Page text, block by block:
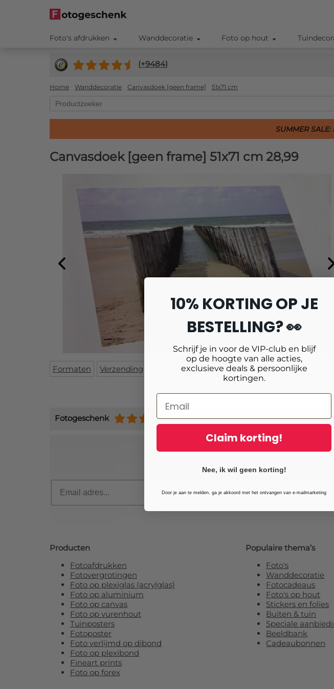
Foto's afdrukken Wanddecoratie Foto op hout
(+9484)
Home Wanddecoratie Canvasdoek [geen frame] 51x71 cm
SUMMER SALE:
Canvasdoek [geen frame] 51x71 cm 28,99
Formaten Verzending Specificaties Montage Reviews
Fotogeschenk (+9484)
Schrijf je in voor onze
Producten
Fotoafdrukken
Fotovergrotingen
Foto op plexiglas (acrylglas)
Foto op aluminium
Foto op canvas
Foto op vurenhout
Tuinposters
Fotoposter
Foto verlijmd op dibond
Foto op plexibond
Fineart prints
Foto op forex
Populaire thema’s
Foto's
Wanddecoratie
Fotocadeaus
Foto's op hout
Stickers en folies
Buiten & tuin
Speciale
Beeldbank
Cadeaubonnen
10% KORTING OP JE
BESTELLING? 👀
Schrijf je in voor de VIP-club en blijf
op de hoogte van alle acties,
exclusieve deals & persoonlijke
kortingen.
Claim korting!
Nee, ik wil geen korting!
Door je aan te melden, ga je akkoord met het ontvangen van e-mailmarketing